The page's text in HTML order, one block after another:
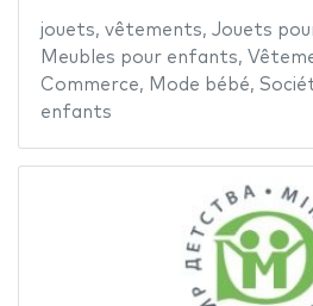
jouets, vêtements, Jouets
Meubles pour enfants,
Commerce, Mode bébé,
enfants